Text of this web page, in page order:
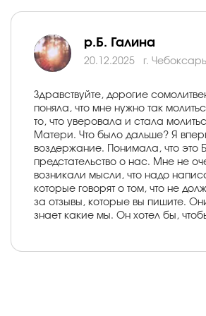
р.Б. Галина
20.12.2025 г.
Здравствуйте, дорогие
поняла, что мне нужно так
то, что уверовала и стала
Матери. Что было дальше? Я
воздержание. Понимала, что это
предстательство о нас. Мне не
возникали мысли, что надо
которые говорят о том, что не
за отзывы, которые вы пишите.
знает какие мы. Он хотел бы,